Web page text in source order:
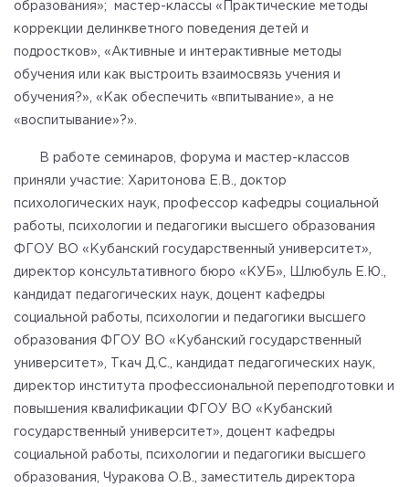
образования»; мастер-классы «Практические методы
коррекции делинкветного поведения детей и
подростков», «Активные и интерактивные методы
обучения или как выстроить взаимосвязь учения и
обучения?», «Как обеспечить «впитывание», а не
«воспитывание»?».
В работе семинаров, форума и мастер-классов
приняли участие: Харитонова Е.В., доктор
психологических наук, профессор кафедры социальной
работы, психологии и педагогики высшего образования
ФГОУ ВО «Кубанский государственный университет»,
директор консультативного бюро «КУБ», Шлюбуль Е.Ю.,
кандидат педагогических наук, доцент кафедры
социальной работы, психологии и педагогики высшего
образования ФГОУ ВО «Кубанский государственный
университет», Ткач Д.С., кандидат педагогических наук,
директор института профессиональной переподготовки и
повышения квалификации ФГОУ ВО «Кубанский
государственный университет», доцент кафедры
социальной работы, психологии и педагогики высшего
образования, Чуракова О.В., заместитель директора